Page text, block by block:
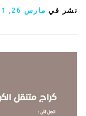
نشر في مارس 26, 2021